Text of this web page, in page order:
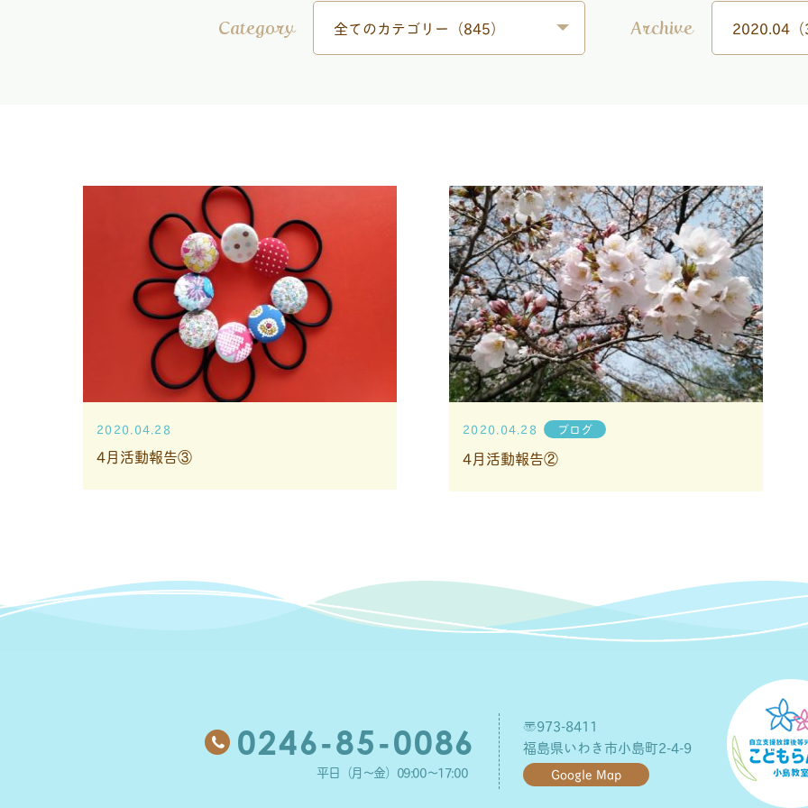
Category 全てのカテゴリー（845） Archive 2020.04
2020.04.28
4月活動報告③
2020.04.28 ブログ
4月活動報告②
0246-85-0086
平日（月～金）09:00～17:00
〒973-8411
福島県いわき市小島町2-4-9
Google Map